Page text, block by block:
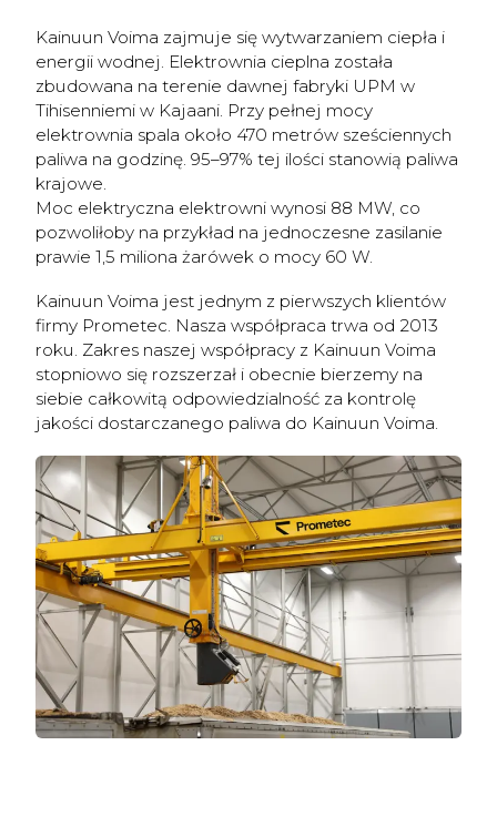
Kainuun Voima zajmuje się wytwarzaniem ciepła i
energii wodnej. Elektrownia cieplna została
zbudowana na terenie dawnej fabryki UPM w
Tihisenniemi w Kajaani. Przy pełnej mocy
elektrownia spala około 470 metrów sześciennych
paliwa na godzinę. 95–97% tej ilości stanowią paliwa
krajowe.
Moc elektryczna elektrowni wynosi 88 MW, co
pozwoliłoby na przykład na jednoczesne zasilanie
prawie 1,5 miliona żarówek o mocy 60 W.
Kainuun Voima jest jednym z pierwszych klientów
firmy Prometec. Nasza współpraca trwa od 2013
roku. Zakres naszej współpracy z Kainuun Voima
stopniowo się rozszerzał i obecnie bierzemy na
siebie całkowitą odpowiedzialność za kontrolę
jakości dostarczanego paliwa do Kainuun Voima.